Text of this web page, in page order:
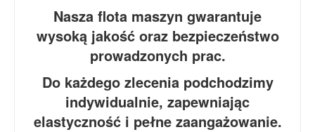
Nasza flota maszyn gwarantuje
wysoką jakość oraz bezpieczeństwo
prowadzonych prac.
Do każdego zlecenia podchodzimy
indywidualnie, zapewniając
elastyczność i pełne zaangażowanie.